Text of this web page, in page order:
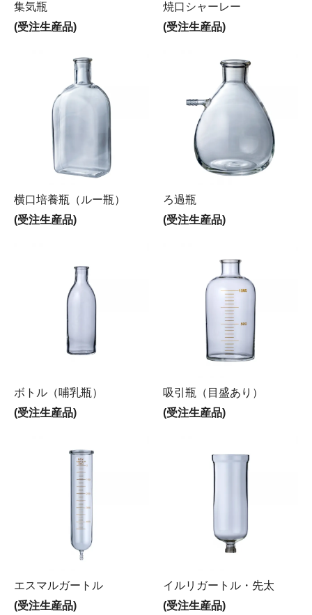
集気瓶
(受注生産品)
焼口シャーレー
(受注生産品)
横口培養瓶（ルー瓶）
(受注生産品)
ろ過瓶
(受注生産品)
ボトル（哺乳瓶）
(受注生産品)
吸引瓶（目盛あり）
(受注生産品)
エスマルガートル
(受注生産品)
イルリガートル・先太
(受注生産品)